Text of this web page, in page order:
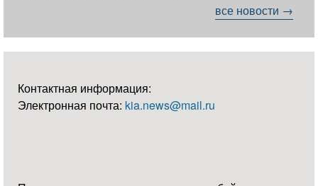
все новости →
Контактная информация:
Электронная почта: kia.news@mail.ru